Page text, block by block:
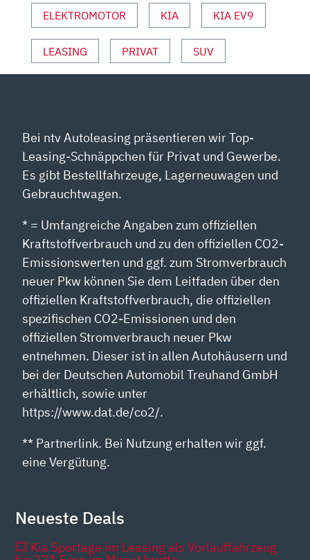
ELEKTROMOTOR KIA KIA EV9
LEASING PRIVAT SUV
Bei ntv Autoleasing präsentieren wir Top-
Leasing-Schnäppchen für Privat und Gewerbe.
Es gibt Bestellfahrzeuge, Lagerneuwagen und
Gebrauchtwagen.
* = Umfangreiche Angaben zum offiziellen
Kraftstoffverbrauch und zu den offiziellen CO2-
Emissionswerten und ggf. zum Stromverbrauch
neuer Pkw können Sie dem Leitfaden über den
offiziellen Kraftstoffverbrauch, die offiziellen
spezifischen CO2-Emissionen und den
offiziellen Stromverbrauch neuer Pkw
entnehmen. Dieser ist in allen Autohäusern und
bei der Deutschen Automobil Treuhand GmbH
erhältlich, sowie unter
https://www.dat.de/co2/.
** Partnerlink. Bei Nutzung erhalten wir ggf.
eine Vergütung.
Neueste Deals
💥 Kia Sportage im Leasing als Vorlauffahrzeug